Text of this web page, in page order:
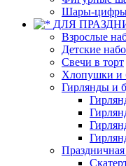
Шары-
ДЛЯ
Взрослые
Детские
Свечи в торт
Хлопушки и
Гирлянды и
Праздничная